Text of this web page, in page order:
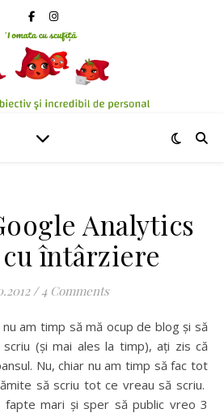
Analytics
întârziere
/ 4 Comments
(și mai ales la timp), ați zis că
Nu, chiar nu am timp să fac tot
să scriu tot ce vreau să scriu.
mari și sper să public vreo 3